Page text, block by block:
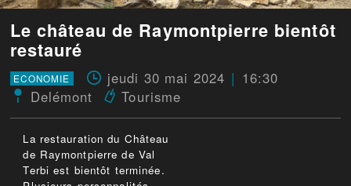
Le château de Raymontpierre bientôt
restauré
ECONOMIE jeudi 30 mai 2024
16:30
Delémont
Tourisme
La restauration du Château
de Raymontpierre de Val
Terbi est bientôt terminée.